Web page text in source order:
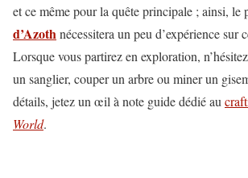
et ce même pour la quête principale ; ainsi, le
d’Azothnécessitera un peu d’expérience sur
Lorsque vous partirez en exploration,
un sanglier, couper un arbre ou miner un
détails, jetez un œil à note guide dédié au
World.